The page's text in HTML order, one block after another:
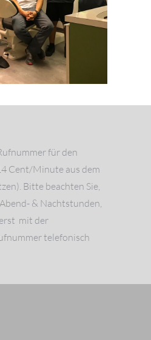
für den
Cent/Minute aus dem
Bitte beachten Sie,
& Nachtstunden,
mit der
telefonisch